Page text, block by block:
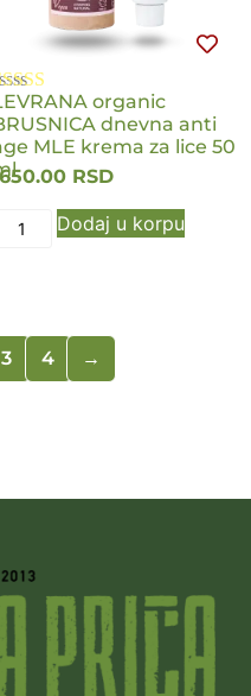
od 5 na
kupca
organic
dnevna anti
MLE krema za lice 50
RSD
Dodaj u korpu
3 4 →